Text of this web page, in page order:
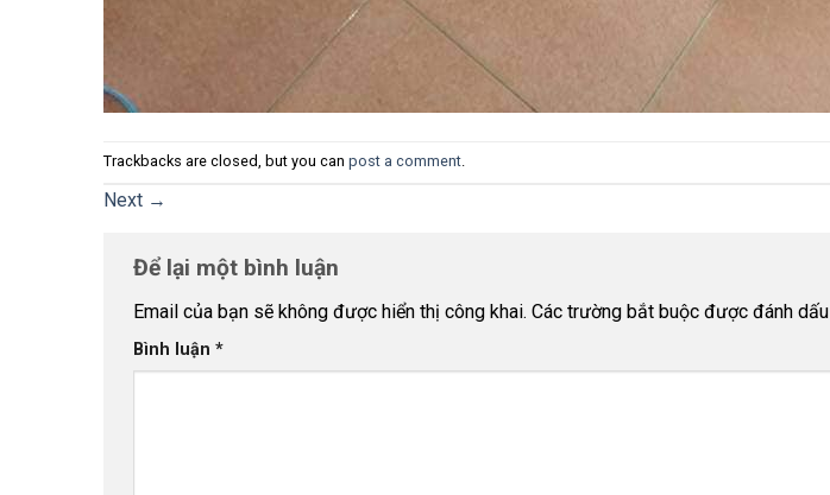
Trackbacks are closed, but you can post a comment
Next →
Để lại một bình luận
Email của bạn sẽ không được hiển thị công khai. Các trường bắt buộc được đánh dấu
Bình luận *